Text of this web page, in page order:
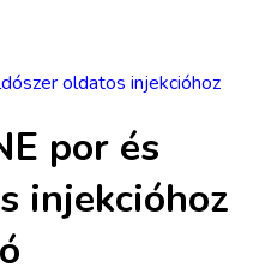
oldatos injekcióhoz
por és
injekcióhoz